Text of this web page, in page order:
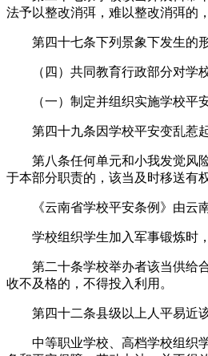
法予以整改消弭，难以整改消弭的
第四十七条下列景象下发生的形
（四）共同教育行政部分对学校
（一）制定并组织实施学校平安
第四十九条因学校平安变乱惹起
第八条任何单元和小我发觉风险
于本部分职责的，该当及时移送有
《云南省学校平安条例》由云南
学校组织学生加入军事锻炼时，
第二十条学校举办者该当供给合
收不及格的，不得投入利用。
第四十二条县级以上人平易近该
中等职业学校、高档学校组织学